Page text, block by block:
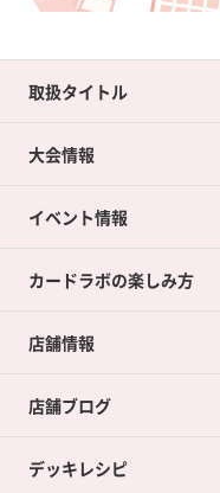
取扱タイトル
大会情報
イベント情報
カードラボの楽しみ方
店舗情報
店舗ブログ
デッキレシピ